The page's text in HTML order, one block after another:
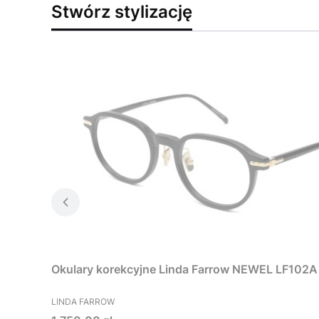
Stwórz stylizację
Okulary korekcyjne Linda Farrow NEWEL
PRODUCENT
LINDA FARROW